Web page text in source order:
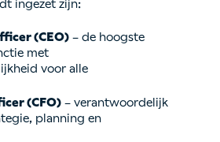
ingezet zijn:
(CEO)– de hoogste
met
voor alle
(CFO)– verantwoordelijk
planning en